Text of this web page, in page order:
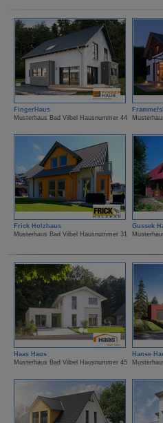
FingerHaus
Musterhaus Bad Vilbel Hausnummer 44
Frick Holzhaus
Musterhaus Bad Vilbel Hausnummer 31
Gussek
Haas Haus
Musterhaus Bad Vilbel Hausnummer 45
Hanse